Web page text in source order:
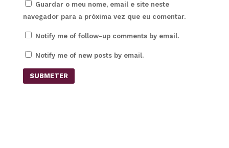
Guardar o meu nome, email e site neste
navegador para a próxima vez que eu comentar.
Notify me of follow-up comments by email.
Notify me of new posts by email.
SUBMETER